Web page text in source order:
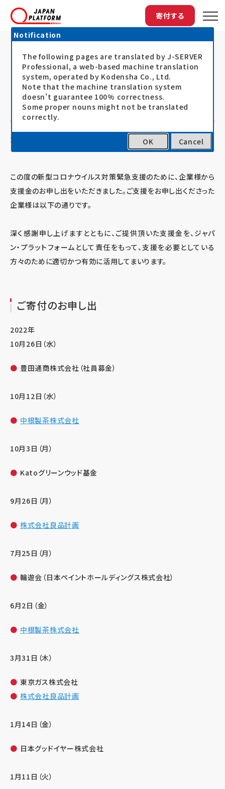
寄付する
トップ 最新情報 新型コロナウイルス対策緊急支援に企業・団...
新型コロナウイルス対策緊急支援に
企業・団体の皆さまからご寄付のお申
し出をいただきました
20.02.18
この度の新型コロナウイルス対策緊急支援のために、企業様から
支援金のお申し出をいただきました。ご支援をお申し出くださった
企業様は以下の通りです。
深く感謝申し上げますとともに、ご提供頂いた支援金を、ジャパ
ン・プラットフォームとして責任をもって、支援を必要としている
方々のために適切かつ有効に活用してまいります。
ご寄付のお申し出
2022年
10月26日（水）
豊田通商株式会社（社員募金）
10月12日（水）
中根製茶株式会社
10月3日（月）
Katoグリーンウッド基金
9月26日（月）
株式会社良品計画
7月25日（月）
輪遊会（日本ペイントホールディングス株式会社）
6月2日（金）
中根製茶株式会社
3月31日（木）
東京ガス株式会社
株式会社良品計画
1月14日（金）
日本グッドイヤー株式会社
1月11日（火）
Notification
The following pages are translated by J-SERVER
Professional, a web-based machine translation
system, operated by Kodensha Co., Ltd.
Note that the machine translation system
doesn't guarantee 100% correctness.
Some proper nouns might not be translated
correctly.
OK Cancel